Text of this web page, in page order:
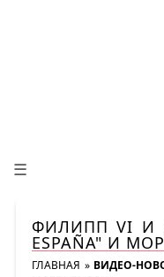
☰
ФИЛИПП VI И
ESPAÑA" И
ГЛАВНАЯ » ВИДЕО-